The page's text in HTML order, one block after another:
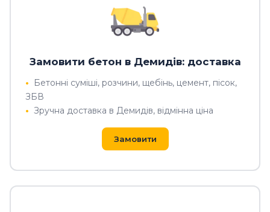
Замовити бетон в Демидів: доставка
Бетонні суміші, розчини, щебінь, цемент, пісок,
ЗБВ
Зручна доставка в Демидів, відмінна ціна
Замовити